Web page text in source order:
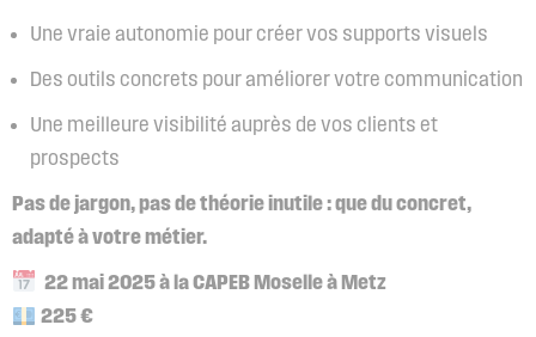
Une vraie autonomie pour créer vos supports visuels
Des outils concrets pour améliorer votre communication
Une meilleure visibilité auprès de vos clients et
prospects
Pas de jargon, pas de théorie inutile : que du concret,
adapté à votre métier.
22 mai 2025 à la CAPEB Moselle à Metz
225 €